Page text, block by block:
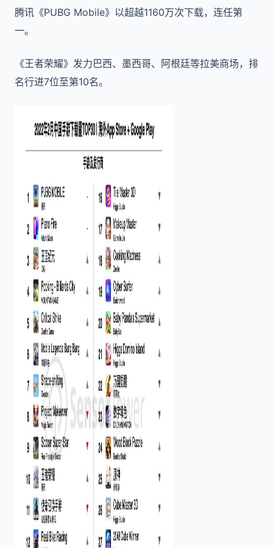
腾讯《PUBG Mobile》以超越1160万次下载，连任第
一。
《王者荣耀》发力巴西、墨西哥、阿根廷等拉美商场，排
名行进7位至第10名。